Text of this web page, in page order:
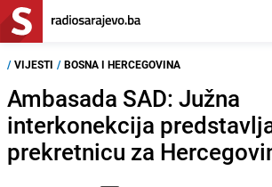
/ VIJESTI / BOSNA I HERCEGOVINA
Ambasada SAD: Južna
interkonekcija
prekretnicu za